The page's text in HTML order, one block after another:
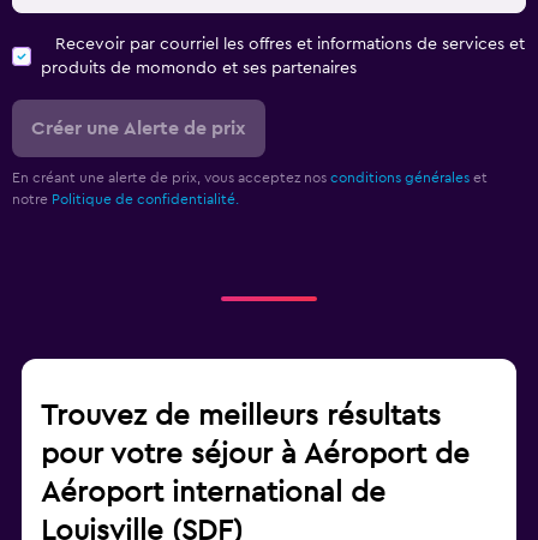
Recevoir par courriel les offres et informations de services et
produits de momondo et ses partenaires
Créer une Alerte de prix
En créant une alerte de prix, vous acceptez nos conditions générales et
notre Politique de confidentialité.
Trouvez de meilleurs résultats
pour votre séjour à Aéroport de
Aéroport international de
Louisville (SDF)